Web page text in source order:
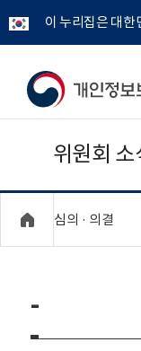
이 누리집은 대한
개
보
보
위
위원회 소
심의 · 의결
-